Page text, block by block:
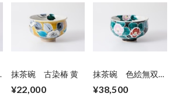
抹茶碗 古染椿 黄
¥22,000
抹茶碗 色絵無双椿
¥38,500